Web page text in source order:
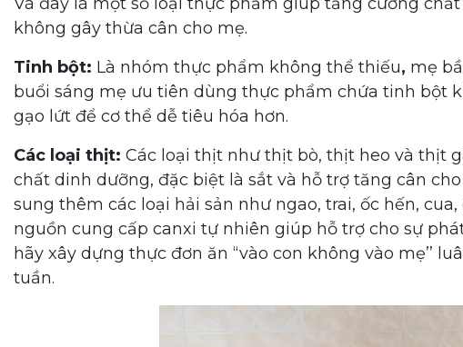
không gây thừa cân cho mẹ.
Tinh bột: Là nhóm thực phẩm không thể thiếu, mẹ
buổi sáng mẹ ưu tiên dùng thực phẩm chứa tinh bột
gạo lứt để cơ thể dễ tiêu hóa hơn.
Các loại thịt: Các loại thịt như thịt bò, thịt heo và thịt
chất dinh dưỡng, đặc biệt là sắt và hỗ trợ tăng cân
sung thêm các loại hải sản như ngao, trai, ốc hến,
nguồn cung cấp canxi tự nhiên giúp hỗ trợ cho sự
hãy xây dựng thực đơn ăn ‘‘vào con không vào mẹ’’
tuần.